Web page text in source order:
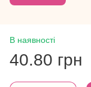
В наявності
40.80 грн